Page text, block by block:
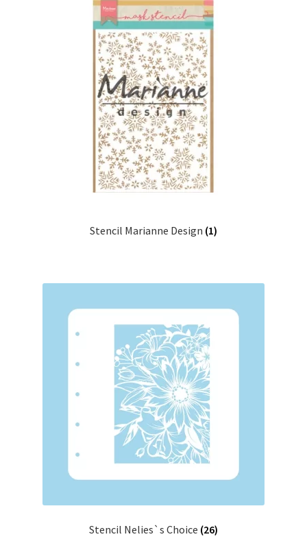
Stencil Marianne Design (1)
Stencil Nelies`s Choice (26)